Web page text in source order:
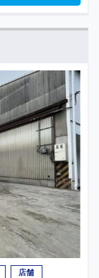
店舗